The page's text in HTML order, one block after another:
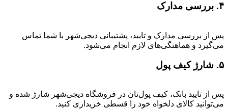
۴. بررسی مدارک
پس از بررسی مدارک و تایید، پشتیبانی دیجی‌شهر با شما تماس
می‌گیرد و هماهنگی‌های لازم انجام می‌شود.
۵. شارژ کیف پول
پس از تایید بانک، کیف پول‌تان در فروشگاه دیجی‌شهر شارژ شده و
می‌توانید کالای دلخواه خود را قسطی خریداری کنید.